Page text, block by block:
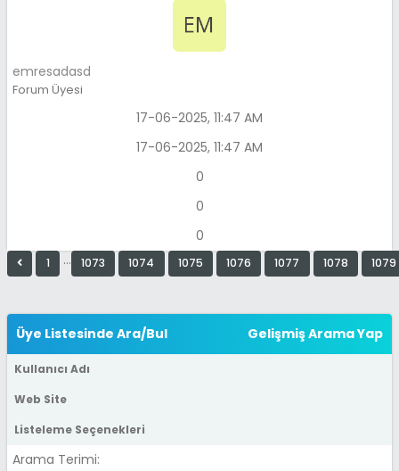
emresadasd
Forum Üyesi
17-06-2025, 11:47 AM
17-06-2025, 11:47 AM
0
0
0
1 … 1073 1074 1075 1076 1077 1078 1079
Gelişmiş Arama Yap
Üye Listesinde Ara/Bul
Kullanıcı Adı
Web Site
Listeleme Seçenekleri
Arama Terimi: